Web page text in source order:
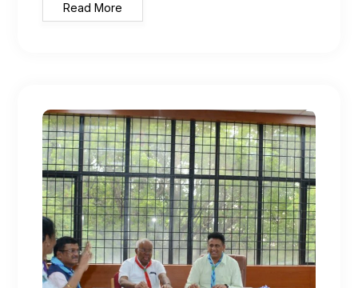
Read More